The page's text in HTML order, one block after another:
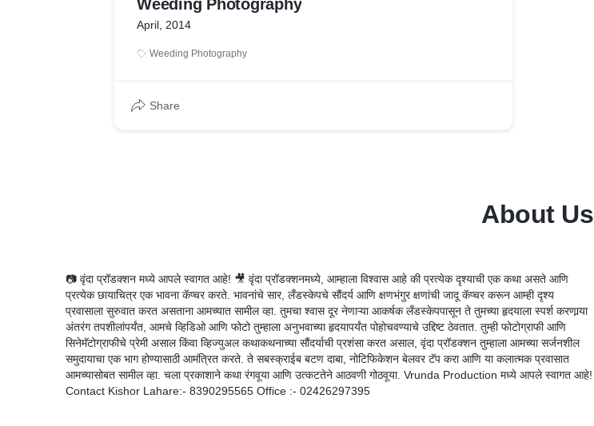
Weeding Photography
April, 2014
Weeding Photography
Share
About Us
📷 वृंदा प्रॉडक्शन मध्ये आपले स्वागत आहे! 🎥 वृंदा प्रॉडक्शनमध्ये, आम्हाला विश्वास आहे की प्रत्येक दृश्याची एक कथा असते आणि
प्रत्येक छायाचित्र एक भावना कॅप्चर करते. भावनांचे सार, लँडस्केपचे सौंदर्य आणि क्षणभंगुर क्षणांची जादू कॅप्चर करून आम्ही दृश्य
प्रवासाला सुरुवात करत असताना आमच्यात सामील व्हा. तुमचा श्वास दूर नेणाऱ्या आकर्षक लँडस्केपपासून ते तुमच्या हृदयाला स्पर्श करणार्‍या
अंतरंग तपशीलांपर्यंत, आमचे व्हिडिओ आणि फोटो तुम्हाला अनुभवाच्या हृदयापर्यंत पोहोचवण्याचे उद्दिष्ट ठेवतात. तुम्ही फोटोग्राफी आणि
सिनेमॅटोग्राफीचे प्रेमी असाल किंवा व्हिज्युअल कथाकथनाच्या सौंदर्याची प्रशंसा करत असाल, वृंदा प्रॉडक्शन तुम्हाला आमच्या सर्जनशील
समुदायाचा एक भाग होण्यासाठी आमंत्रित करते. ते सबस्क्राईब बटण दाबा, नोटिफिकेशन बेलवर टॅप करा आणि या कलात्मक प्रवासात
आमच्यासोबत सामील व्हा. चला प्रकाशाने कथा रंगवूया आणि उत्कटतेने आठवणी गोठवूया. Vrunda Production मध्ये आपले स्वागत आहे!
Contact Kishor Lahare:- 8390295565 Office :- 02426297395